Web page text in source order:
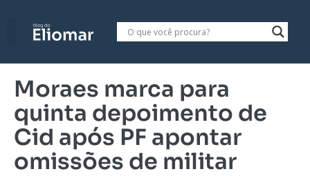
Moraes marca para
quinta depoimento de
Cid após PF apontar
omissões de militar